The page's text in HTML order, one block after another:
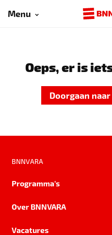
Menu
Oeps, er is
Doorgaan
BNNVARA
Programma's
Over BNNVARA
Vacatures